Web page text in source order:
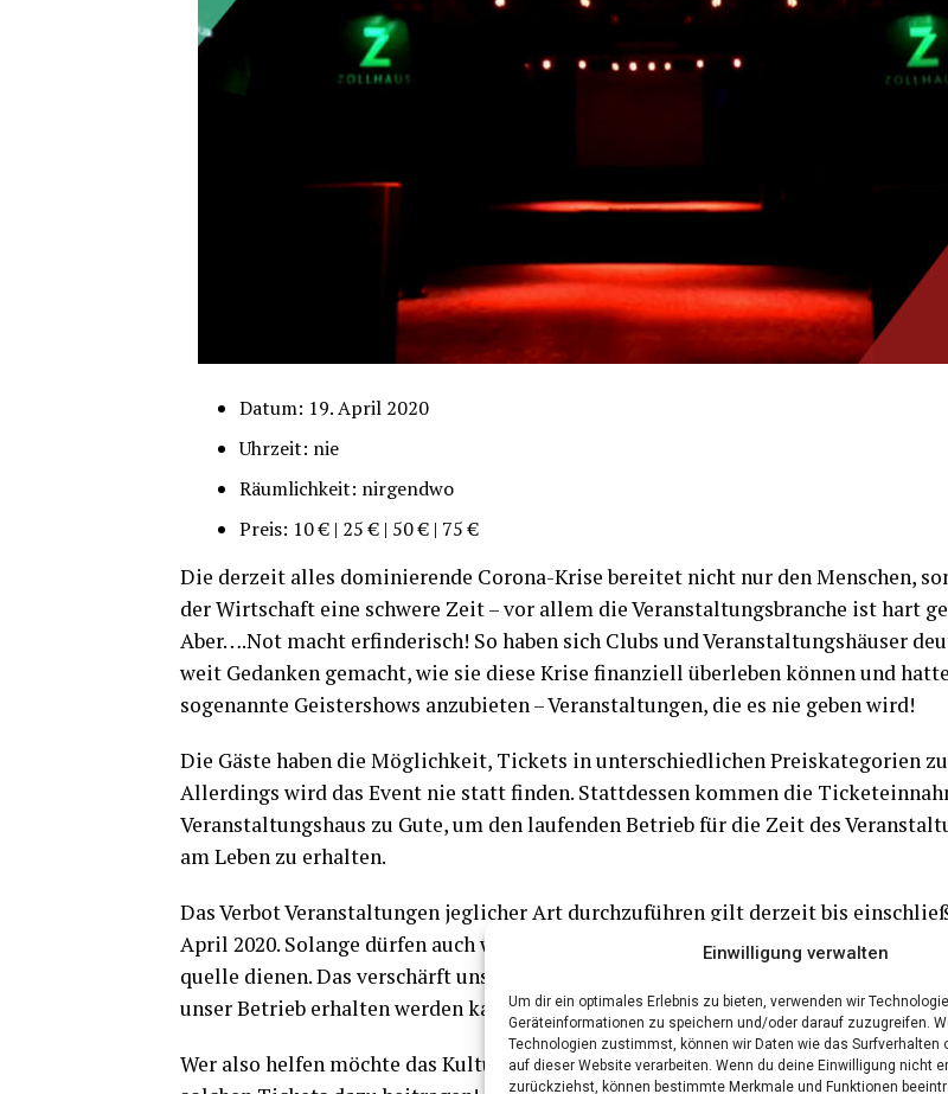
Einwilligung verwalten
Um dir ein optimales Erlebnis zu bieten, verwenden wir
Geräteinformationen zu speichern und/oder darauf zuzugreifen.
Technologien zustimmst, können wir Daten wie das Surfverhalten
auf dieser Website verarbeiten. Wenn du deine Einwilligung nicht
zurückziehst, können bestimmte Merkmale und Funktionen
Datum: 19. April 2020
Uhr­zeit: nie
Räum­lich­keit: nirgendwo
Preis: 10 € | 25 € | 50 € | 75 €
Die der­zeit alles domi­nie­ren­de Coro­na-Kri­se berei­tet nicht nur den Men­schen,
der Wirt­schaft eine schwe­re Zeit – vor allem die Ver­an­stal­tungs­bran­che ist hart
Aber….Not macht erfin­de­risch! So haben sich Clubs und Ver­an­stal­tungs­häu­ser
weit Gedan­ken gemacht, wie sie die­se Kri­se finan­zi­ell über­le­ben kön­nen und
soge­nann­te Geis­ter­shows anzu­bie­ten – Ver­an­stal­tun­gen, die es nie geben wird!
Die Gäs­te haben die Mög­lich­keit, Tickets in unter­schied­li­chen Preis­ka­te­go­rien
Aller­dings wird das Event nie statt fin­den. Statt­des­sen kom­men die
Ver­an­stal­tungs­haus zu Gute, um den lau­fen­den Betrieb für die Zeit des
am Leben zu erhalten.
Das Ver­bot Ver­an­stal­tun­gen jeg­li­cher Art durch­zu­füh­ren gilt der­zeit bis
April 2020. Solan­ge dür­fen auch wir kei­ner­lei Events anbie­ten, die uns als
quel­le die­nen. Das ver­schärft unse­re finan­zi­el­le Lage unge­mein und es bleibt
unser Betrieb erhal­ten wer­den kann.
Wer also hel­fen möch­te das Kul­tur­zen­trum Zoll­haus zu erhal­ten, kann mit dem